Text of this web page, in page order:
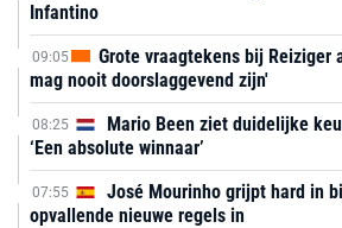
Infantino
09:05
Grote vraagtekens bij Reiziger
mag nooit doorslaggevend zijn'
08:25
Mario Been ziet duidelijke
‘Een absolute winnaar’
07:55
José Mourinho grijpt hard in
opvallende nieuwe regels in